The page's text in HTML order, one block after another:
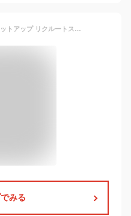
スーツ レディース ビジネス セットアップ リクルートスーツ 洗える 3点セット 大きいサイズ ストレッチ オールシーズン 他と被らない スカートスーツ パンツスーツ 面接 オフィス ネイビー 試着チケット対象
みる